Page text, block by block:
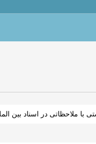
ملاحظاتی در اسناد بین